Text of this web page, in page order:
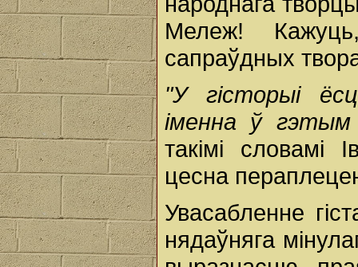
Мележ!
сапраўдных
"У гісторыі
іменна ў гэтым
такімі словамі
цесна
Увасабленне
нядаўняга